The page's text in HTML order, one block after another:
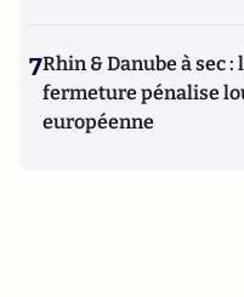
7Rhin & Danube à sec :
fermeture pénalise
européenne